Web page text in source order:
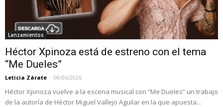
Lanzamientos
Héctor Xpinoza está de estreno con el tema
“Me Dueles”
Leticia Zárate - 08/06/2026
Héctor Xpinoza vuelve a la escena musical con “Me Dueles” un trabajo
de la autoría de Héctor Miguel Vallejo Aguilar en la que apuesta...